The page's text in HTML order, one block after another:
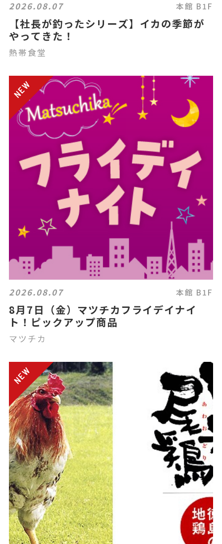
2026.08.07 本館 B1F
【社長が釣ったシリーズ】イカの季節が
やってきた！
熱帯食堂
2026.08.07 本館 B1F
8月7日（金）マツチカフライデイナイ
ト！ピックアップ商品
マツチカ